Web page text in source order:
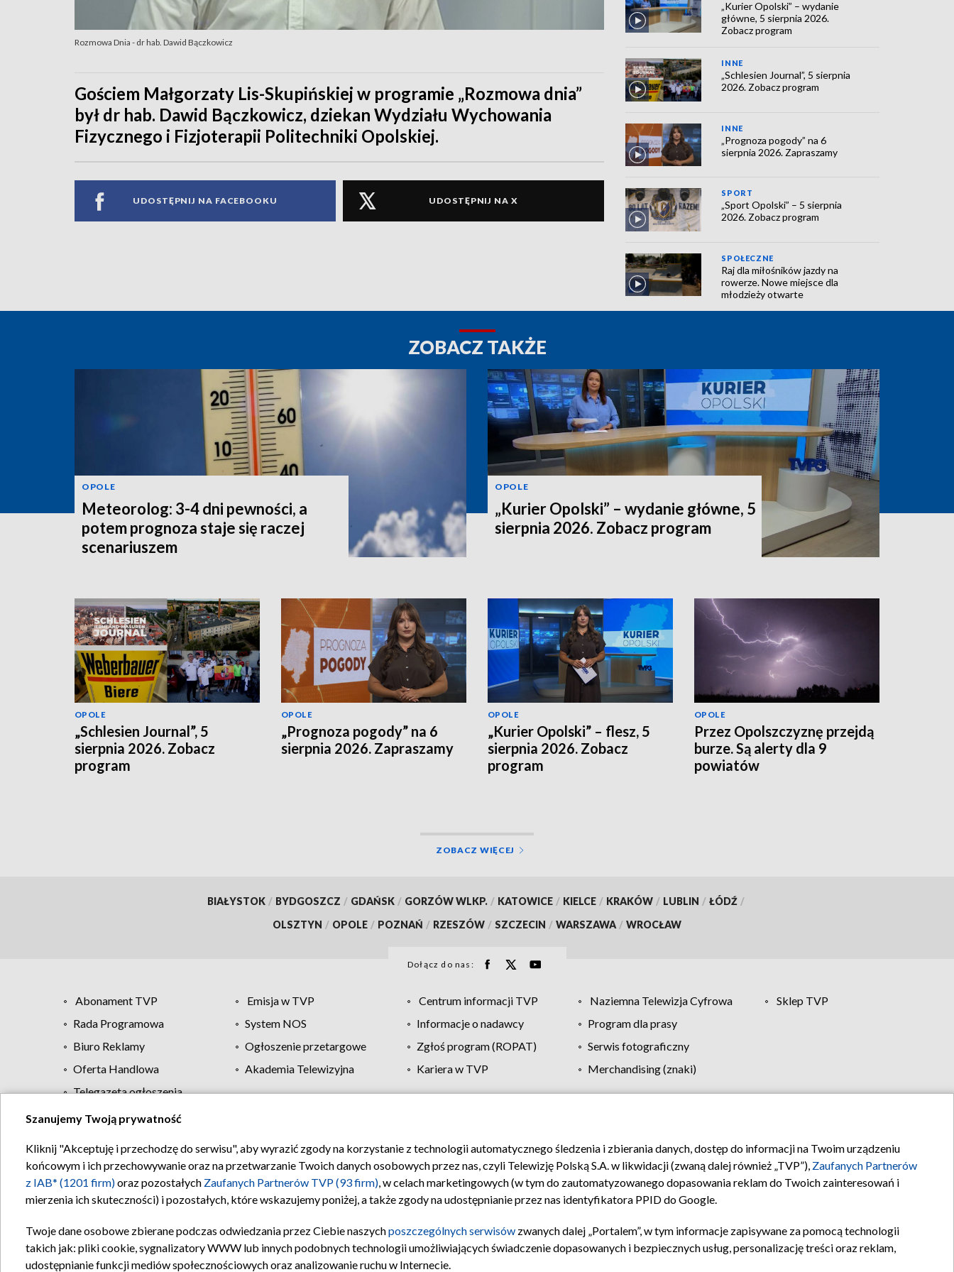
Rozmowa Dnia - dr hab. Dawid Bączkowicz
Gościem Małgorzaty Lis-Skupińskiej w programie „Rozmowa dnia”
był dr hab. Dawid Bączkowicz, dziekan Wydziału Wychowania
Fizycznego i Fizjoterapii Politechniki Opolskiej.
UDOSTĘPNIJ NA FACEBOOKU UDOSTĘPNIJ NA X
„Kurier Opolski” – wydanie
główne, 5 sierpnia 2026.
Zobacz program
INNE
„Schlesien Journal”, 5 sierpnia
2026. Zobacz program
INNE
„Prognoza pogody” na 6
sierpnia 2026. Zapraszamy
SPORT
„Sport Opolski” – 5 sierpnia
2026. Zobacz program
SPOŁECZNE
Raj dla miłośników jazdy na
rowerze. Nowe miejsce dla
młodzieży otwarte
ZOBACZ TAKŻE
OPOLE
Meteorolog: 3-4 dni pewności, a
potem prognoza staje się raczej
scenariuszem
OPOLE
„Kurier Opolski” – wydanie główne, 5
sierpnia 2026. Zobacz program
OPOLE
„Schlesien Journal”, 5
sierpnia 2026. Zobacz
program
OPOLE
„Prognoza pogody” na 6
sierpnia 2026. Zapraszamy
OPOLE
„Kurier Opolski” – flesz, 5
sierpnia 2026. Zobacz
program
OPOLE
Przez Opolszczyznę przejdą
burze. Są alerty dla 9
powiatów
ZOBACZ WIĘCEJ
BIAŁYSTOK / BYDGOSZCZ / GDAŃSK / GORZÓW WLKP. / KATOWICE / KIELCE / KRAKÓW / LUBLIN / ŁÓDŹ /
OLSZTYN / OPOLE / POZNAŃ / RZESZÓW / SZCZECIN / WARSZAWA / WROCŁAW
Dołącz do nas:
Abonament TVP Emisja w TVP Centrum informacji TVP Naziemna Telewizja Cyfrowa
Sklep TVP
Rada Programowa
System NOS Informacje o nadawcy
Program dla prasy
Biuro Reklamy
Ogłoszenie przetargowe Zgłoś program (ROPAT)
Serwis fotograficzny
Oferta Handlowa
Akademia Telewizyjna Kariera w TVP
Merchandising (znaki)
Telegazeta ogłoszenia
Regulamin TVP Polityka prywatności Moje zgody Pomoc Biuro reklamy Kontakt
Szanujemy Twoją prywatność
Kliknij "Akceptuję i przechodzę do serwisu", aby wyrazić zgody na korzystanie z technologii automatycznego śledzenia i zbierania danych, dostęp do informacji na Twoim urządzeniu
końcowym i ich przechowywanie oraz na przetwarzanie Twoich danych osobowych przez nas, czyli Telewizję Polską S.A. w likwidacji (zwaną dalej również „TVP”), Zaufanych Partnerów
z IAB* (1201 firm)oraz pozostałych Zaufanych Partnerów TVP (93 firm), w celach marketingowych (w tym do zautomatyzowanego dopasowania reklam do Twoich zainteresowań i
mierzenia ich skuteczności) i pozostałych, które wskazujemy poniżej, a także zgody na udostępnianie przez nas identyfikatora PPID do Google.
Twoje dane osobowe zbierane podczas odwiedzania przez Ciebie naszychposzczególnych serwisów zwanych dalej „Portalem”, w tym informacje zapisywane za pomocą technologii
takich jak: pliki cookie, sygnalizatory WWW lub innych podobnych technologii umożliwiających świadczenie dopasowanych i bezpiecznych usług, personalizację treści oraz reklam,
udostępnianie funkcji mediów społecznościowych oraz analizowanie ruchu w Internecie.